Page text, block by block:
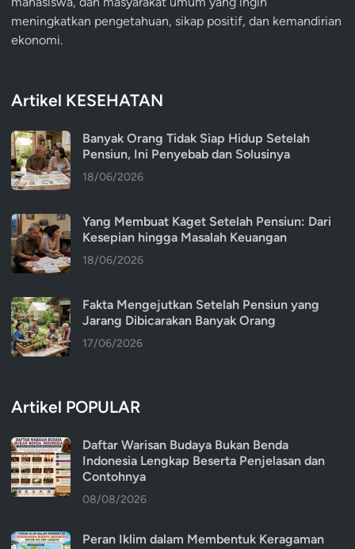
meningkatkan pengetahuan, sikap positif, dan kemandirian
ekonomi.
Artikel KESEHATAN
Banyak Orang Tidak Siap Hidup Setelah
Pensiun, Ini Penyebab dan Solusinya
18/06/2026
Yang Membuat Kaget Setelah Pensiun: Dari
Kesepian hingga Masalah Keuangan
18/06/2026
Fakta Mengejutkan Setelah Pensiun yang
Jarang Dibicarakan Banyak Orang
17/06/2026
Artikel POPULAR
Daftar Warisan Budaya Bukan Benda
Indonesia Lengkap Beserta Penjelasan dan
Contohnya
08/08/2026
Peran Iklim dalam Membentuk Keragaman